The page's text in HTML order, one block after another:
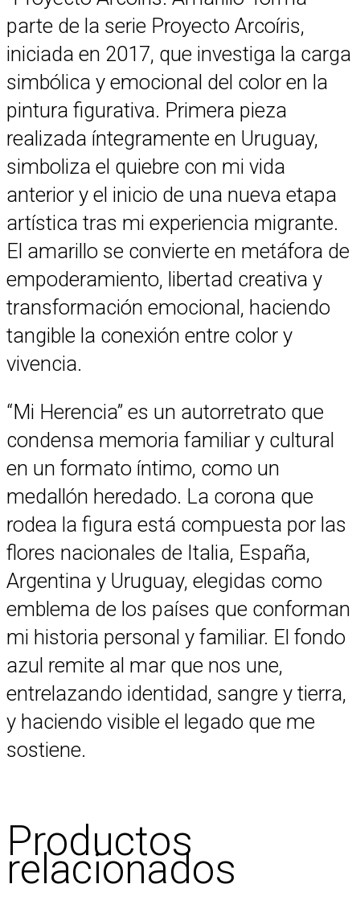
parte de la serie Proyecto Arcoíris,
iniciada en 2017, que investiga la carga
simbólica y emocional del color en la
pintura figurativa. Primera pieza
realizada íntegramente en Uruguay,
simboliza el quiebre con mi vida
anterior y el inicio de una nueva etapa
artística tras mi experiencia migrante.
El amarillo se convierte en metáfora de
empoderamiento, libertad creativa y
transformación emocional, haciendo
tangible la conexión entre color y
vivencia.
“Mi Herencia” es un autorretrato que
condensa memoria familiar y cultural
en un formato íntimo, como un
medallón heredado. La corona que
rodea la figura está compuesta por las
flores nacionales de Italia, España,
Argentina y Uruguay, elegidas como
emblema de los países que conforman
mi historia personal y familiar. El fondo
azul remite al mar que nos une,
entrelazando identidad, sangre y tierra,
y haciendo visible el legado que me
sostiene.
Productos
relacionados